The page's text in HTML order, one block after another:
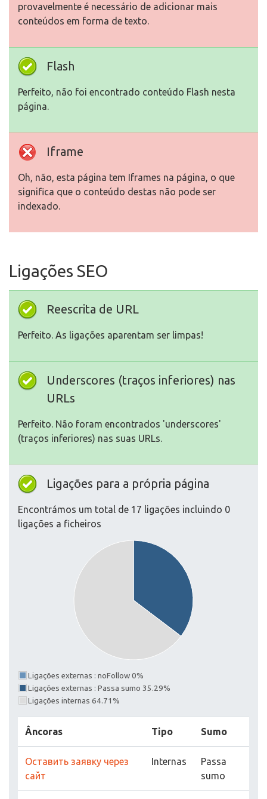
provavelmente é necessário de adicionar mais
conteúdos em forma de texto.
Flash
Perfeito, não foi encontrado conteúdo Flash nesta
página.
Iframe
Oh, não, esta página tem Iframes na página, o que
significa que o conteúdo destas não pode ser
indexado.
Ligações SEO
Reescrita de URL
Perfeito. As ligações aparentam ser limpas!
Underscores (traços inferiores) nas
URLs
Perfeito. Não foram encontrados 'underscores'
(traços inferiores) nas suas URLs.
Ligações para a própria página
Encontrámos um total de 17 ligações incluindo 0
ligações a ficheiros
Ligações externas : noFollow 0%
Ligações externas : Passa sumo 35.29%
Ligações internas 64.71%
Âncoras Tipo Sumo
Оставить заявку через
сайт
Internas
Passa
sumo